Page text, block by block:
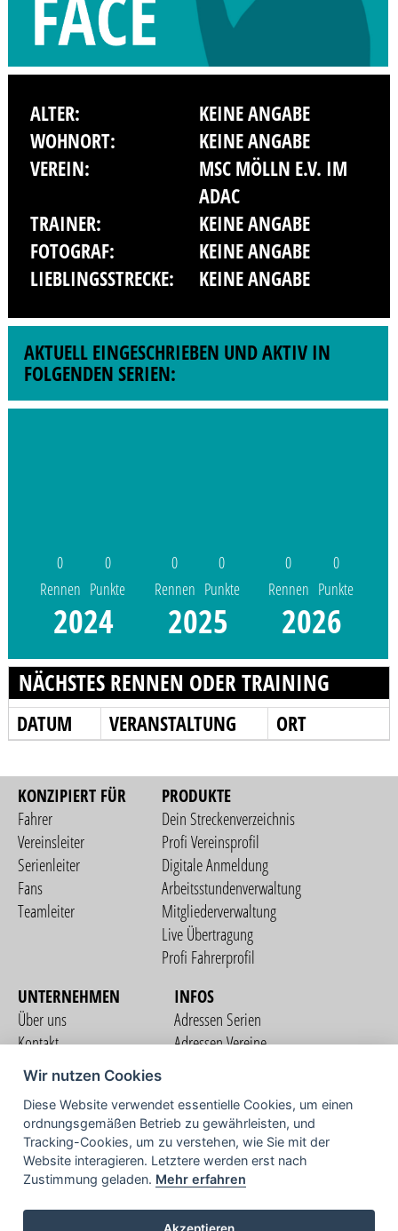
ALTER:
KEINE ANGABE
WOHNORT:
KEINE ANGABE
VEREIN:
MSC MÖLLN E.V. IM
ADAC
TRAINER:
KEINE ANGABE
FOTOGRAF:
KEINE ANGABE
LIEBLINGSSTRECKE:
KEINE ANGABE
AKTUELL EINGESCHRIEBEN UND AKTIV IN
FOLGENDEN SERIEN:
0
Rennen
0
Punkte
2024
0
Rennen
0
Punkte
2025
0
Rennen
0
Punkte
2026
NÄCHSTES RENNEN ODER TRAINING
DATUM VERANSTALTUNG ORT
KONZIPIERT FÜR
Fahrer
Vereinsleiter
Serienleiter
Fans
Teamleiter
PRODUKTE
Dein Streckenverzeichnis
Profi Vereinsprofil
Digitale Anmeldung
Arbeitsstundenverwaltung
Mitgliederverwaltung
Live Übertragung
Profi Fahrerprofil
UNTERNEHMEN
Über uns
Kontakt
Nutzungsbedingungen
Datenschutzerklärung
Impressum
INFOS
Adressen Serien
Adressen Vereine
COMMUNITY
TV
Wir nutzen Cookies
Diese Website verwendet essentielle Cookies, um einen
ordnungsgemäßen Betrieb zu gewährleisten, und
Tracking-Cookies, um zu verstehen, wie Sie mit der
Website interagieren. Letztere werden erst nach
Zustimmung geladen. Mehr erfahren